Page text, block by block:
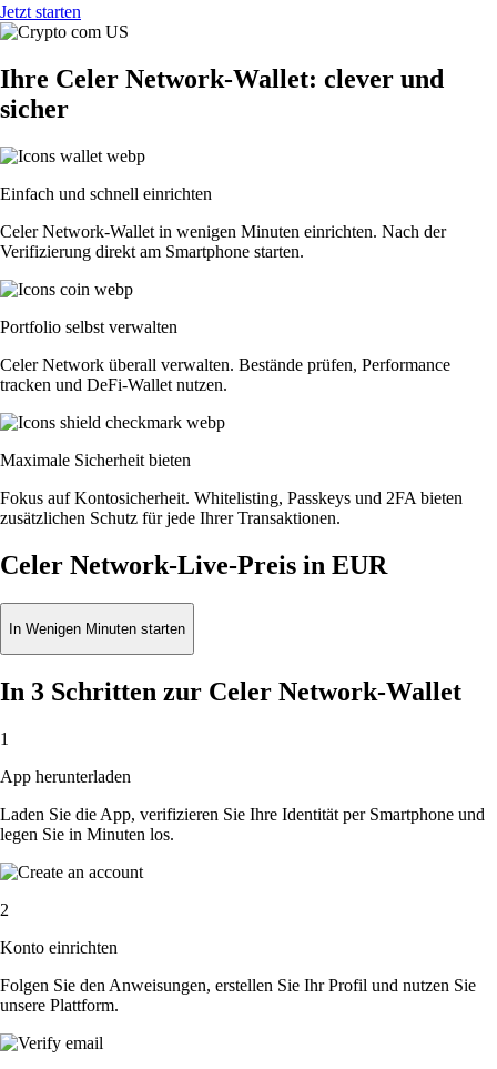
Jetzt starten
Ihre Celer Network-Wallet: clever und
sicher
Einfach und schnell einrichten
Celer Network-Wallet in wenigen Minuten einrichten. Nach der
Verifizierung direkt am Smartphone starten.
Portfolio selbst verwalten
Celer Network überall verwalten. Bestände prüfen, Performance
tracken und DeFi-Wallet nutzen.
Maximale Sicherheit bieten
Fokus auf Kontosicherheit. Whitelisting, Passkeys und 2FA bieten
zusätzlichen Schutz für jede Ihrer Transaktionen.
Celer Network-Live-Preis in EUR
In Wenigen Minuten starten
In 3 Schritten zur Celer Network-Wallet
1
App herunterladen
Laden Sie die App, verifizieren Sie Ihre Identität per Smartphone und
legen Sie in Minuten los.
2
Konto einrichten
Folgen Sie den Anweisungen, erstellen Sie Ihr Profil und nutzen Sie
unsere Plattform.